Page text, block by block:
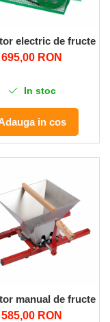
Inox cu tambur,
electric de fructe
695,00 RON
In stoc
in cos
inox
manual de fructe
585,00 RON